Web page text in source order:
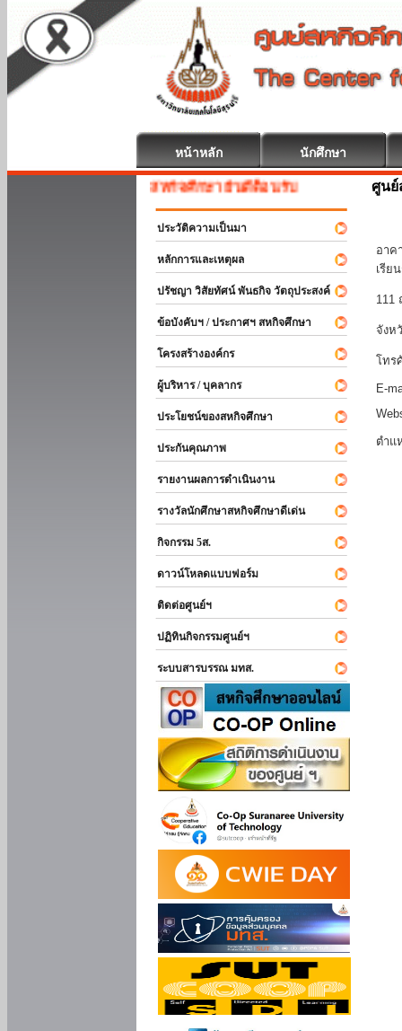
หน้าหลัก นักศึกษา
สหกิจศึกษา ยินดีต้อนรับ
ประวัติความเป็นมา
หลักการและเหตุผล
ปรัชญา วิสัยทัศน์ พันธกิจ วัตถุประสงค์
ข้อบังคับฯ / ประกาศฯ สหกิจศึกษา
โครงสร้างองค์กร
ผู้บริหาร / บุคลากร
ประโยชน์ของสหกิจศึกษา
ประกันคุณภาพ
รายงานผลการดำเนินงาน
รางวัลนักศึกษาสหกิจศึกษาดีเด่น
กิจกรรม 5ส.
ดาวน์โหลดแบบฟอร์ม
ติดต่อศูนย์ฯ
ปฏิทินกิจกรรมศูนย์ฯ
ระบบสารบรรณ มทส.
ศูน
อาค
เรีย
111
จังห
โทร
E-
ตำแ